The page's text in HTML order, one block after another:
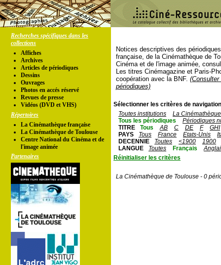
Recherches spécifiques dans les
collections
Affiches
Archives
Articles de périodiques
Dessins
Ouvrages
Photos en accés réservé
Revues de presse
Vidéos (DVD et VHS)
Répertoires
La Cinémathèque française
La Cinémathèque de Toulouse
Centre National du Cinéma et de
l'image animée
Partenaires
Notices descriptives des
française, de la Cinémathèque de
Cinéma et de l'image animée,
Les titres Cinémagazine et Paris-
coopération avec la BNF.
périodiques)
Sélectionner les critères de
Toutes institutions
La
Tous les périodiques
Périodiques
TITRE
Tous AB C DE F
GHI
PAYS
Tous France Etats-Unis
DECENNIE
Toutes <1900
1900
LANGUE
Toutes Français
Réinitialiser les critères
La Cinémathèque de Toulouse - 0